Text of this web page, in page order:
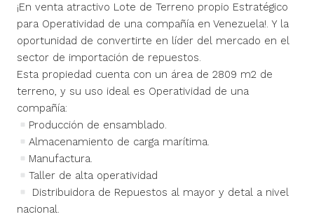
¡En venta atractivo Lote de Terreno propio Estratégico
para Operatividad de una compañía en Venezuela!. Y la
oportunidad de convertirte en líder del mercado en el
sector de importación de repuestos.
Esta propiedad cuenta con un área de 2809 m2 de
terreno, y su uso ideal es Operatividad de una
compañía:
Producción de ensamblado.
Almacenamiento de carga marítima.
Manufactura.
Taller de alta operatividad
Distribuidora de Repuestos al mayor y detal a nivel
nacional.